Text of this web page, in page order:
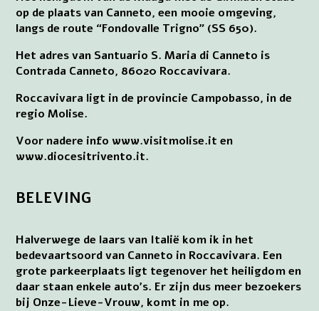
op de plaats van Canneto, een mooie omgeving,
langs de route “Fondovalle Trigno” (SS 650).
Het adres van Santuario S. Maria di Canneto is
Contrada Canneto, 86020 Roccavivara.
Roccavivara ligt in de provincie Campobasso, in de
regio Molise.
Voor nadere info www.visitmolise.it en
www.diocesitrivento.it.
BELEVING
Halverwege de laars van Italië kom ik in het
bedevaartsoord van Canneto in Roccavivara. Een
grote parkeerplaats ligt tegenover het heiligdom en
daar staan enkele auto’s. Er zijn dus meer bezoekers
bij Onze-Lieve-Vrouw, komt in me op.